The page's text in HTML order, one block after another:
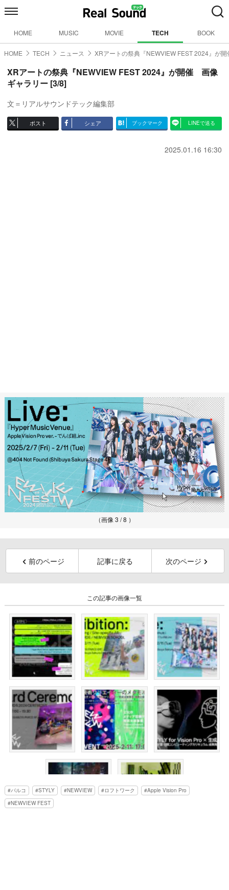
HOME MUSIC MOVIE TECH BOOK
HOME TECH ニュース XRアートの祭典『NEWVIEW FEST 2024』が開
XRアートの祭典『NEWVIEW FEST 2024』が開催 画像
ギャラリー [3/8]
文＝リアルサウンドテック編集部
ポスト シェア ブックマーク LINEで送る
2025.01.16 16:30
（画像 3 / 8 ）
前のページ 記事に戻る 次のページ
この記事の画像一覧
パルコ STYLY NEWVIEW ロフトワーク
Apple Vision Pro
NEWVIEW FEST